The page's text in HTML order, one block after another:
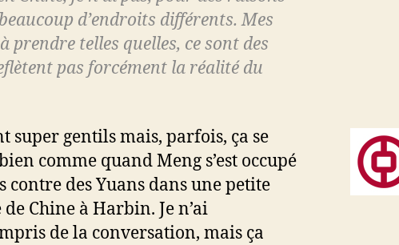
d’endroits différents. Mes
prendre telles quelles, ce sont des
pas forcément la réalité du
super gentils mais, parfois, ça se
comme quand Meng s’est occupé
contre des Yuans dans une petite
Chine à Harbin. Je n’ai
de la conversation, mais ça